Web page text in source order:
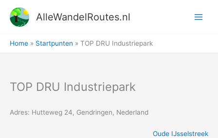
naar
AlleWandelRoutes.nl
Home Startpunten TOP DRU Industriepark
TOP DRU Industriepark
Adres: Hutteweg 24, Gendringen, Nederland
Oude IJsselstreek